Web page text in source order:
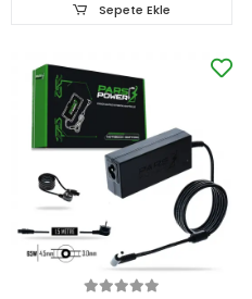
Sepete Ekle